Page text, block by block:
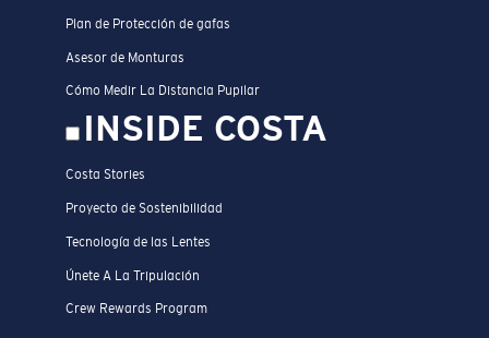
Plan de Protección de gafas
Asesor de Monturas
Cómo Medir La Distancia Pupilar
INSIDE COSTA
Costa Stories
Proyecto de Sostenibilidad
Tecnología de las Lentes
Únete A La Tripulación
Crew Rewards Program